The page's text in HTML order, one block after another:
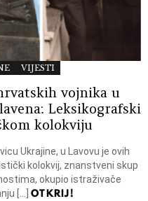
VIJESTI
vojnika u
Leksikografski
kolokviju
Ukrajine, u Lavovu je ovih
kolokvij, znanstveni skup
okupio istraživače
[…] OTKRIJ!